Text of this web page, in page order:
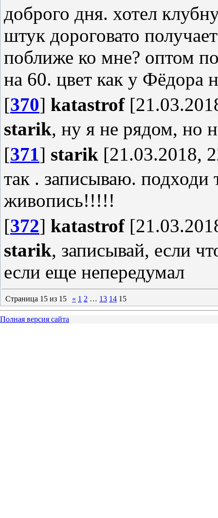
доброго дня. хотел
штук дороговато
поближе ко мне? оптом
на 60. цвет как у Фёдора
[370] katastrof
starik, ну я не рядом, но
[371] starik [21.03.2018,
так . записываю. подходи
живопись!!!!!
[372] katastrof
starik, записывай, если
если еще непередумал
Страница 15 из 15 « 1 2 … 13 14 15
Полная версия сайта